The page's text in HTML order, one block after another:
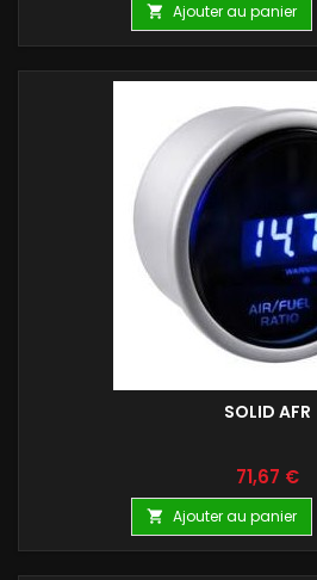
 Ajouter au panier
SOLID AFR
Prix
71,67 €
 Ajouter au panier